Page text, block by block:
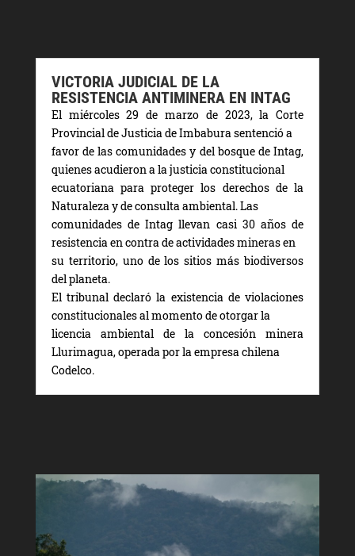
VICTORIA JUDICIAL DE LA
RESISTENCIA ANTIMINERA EN INTAG
El miércoles 29 de marzo de 2023, la Corte
Provincial de Justicia de Imbabura sentenció a
favor de las comunidades y del bosque de Intag,
quienes acudieron a la justicia constitucional
ecuatoriana para proteger los derechos de la
Naturaleza y de consulta ambiental. Las
comunidades de Intag llevan casi 30 años de
resistencia en contra de actividades mineras en
su territorio, uno de los sitios más biodiversos
del planeta.
El tribunal declaró la existencia de violaciones
constitucionales al momento de otorgar la
licencia ambiental de la concesión minera
Llurimagua, operada por la empresa chilena
Codelco.